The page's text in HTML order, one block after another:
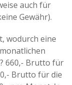
auch für
Gewähr).
wodurch eine
660,- Brutto für
Brutto für die